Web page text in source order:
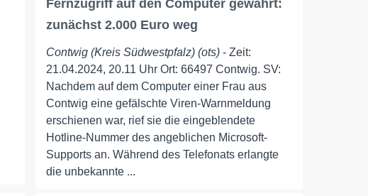
Fernzugriff auf den Computer gewährt:
zunächst 2.000 Euro weg
Contwig (Kreis Südwestpfalz) (ots) - Zeit:
21.04.2024, 20.11 Uhr Ort: 66497 Contwig. SV:
Nachdem auf dem Computer einer Frau aus
Contwig eine gefälschte Viren-Warnmeldung
erschienen war, rief sie die eingeblendete
Hotline-Nummer des angeblichen Microsoft-
Supports an. Während des Telefonats erlangte
die unbekannte ...